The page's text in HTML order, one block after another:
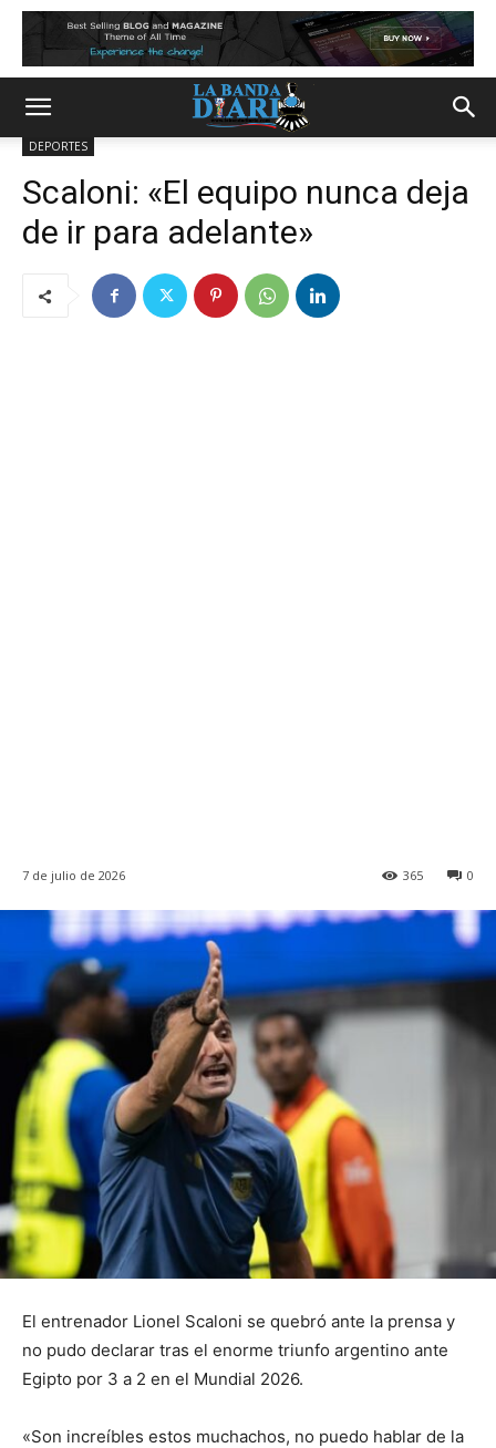
DEPORTES
Scaloni: «El equipo nunca deja
de ir para adelante»
7 de julio de 2026 0
365
El entrenador Lionel Scaloni se quebró ante la prensa y
no pudo declarar tras el enorme triunfo argentino ante
Egipto por 3 a 2 en el Mundial 2026.
«Son increíbles estos muchachos, no puedo hablar de la